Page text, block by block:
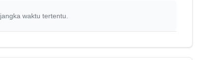
waktu tertentu.